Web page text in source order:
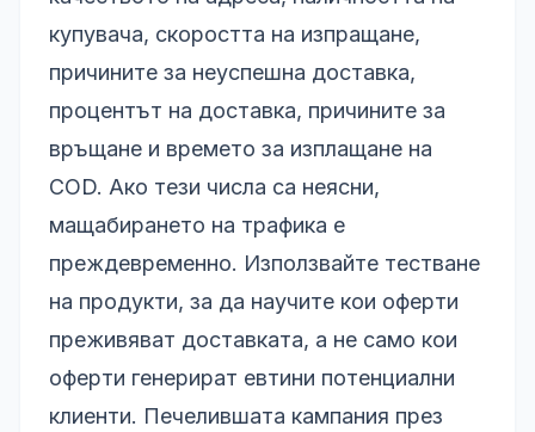
купувача, скоростта на изпращане,
причините за неуспешна доставка,
процентът на доставка, причините за
връщане и времето за изплащане на
COD. Ако тези числа са неясни,
мащабирането на трафика е
преждевременно. Използвайте тестване
на продукти, за да научите кои оферти
преживяват доставката, а не само кои
оферти генерират евтини потенциални
клиенти. Печелившата кампания през